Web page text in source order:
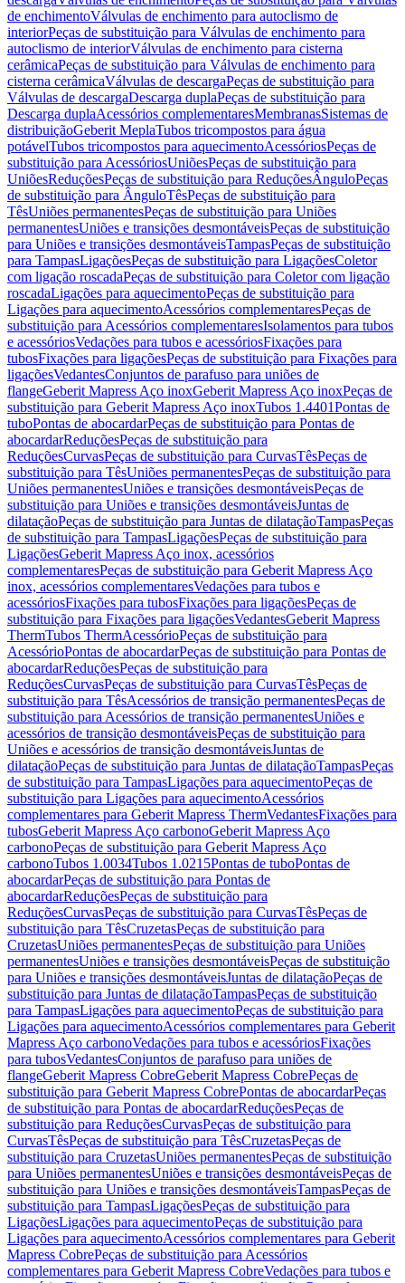
de enchimentoVálvulas de enchimento para autoclismo de
interiorPeças de substituição para Válvulas de enchimento para
autoclismo de interiorVálvulas de enchimento para cisterna
cerâmicaPeças de substituição para Válvulas de enchimento para
cisterna cerâmicaVálvulas de descargaPeças de substituição para
Válvulas de descargaDescarga duplaPeças de substituição para
Descarga duplaAcessórios complementaresMembranasSistemas de
distribuiçãoGeberit MeplaTubos tricompostos para água
potávelTubos tricompostos para aquecimentoAcessóriosPeças de
substituição para AcessóriosUniõesPeças de substituição para
UniõesReduçõesPeças de substituição para ReduçõesÂnguloPeças
de substituição para ÂnguloTêsPeças de substituição para
TêsUniões permanentesPeças de substituição para Uniões
permanentesUniões e transições desmontáveisPeças de substituição
para Uniões e transições desmontáveisTampasPeças de substituição
para TampasLigaçõesPeças de substituição para LigaçõesColetor
com ligação roscadaPeças de substituição para Coletor com ligação
roscadaLigações para aquecimentoPeças de substituição para
Ligações para aquecimentoAcessórios complementaresPeças de
substituição para Acessórios complementaresIsolamentos para tubos
e acessóriosVedações para tubos e acessóriosFixações para
tubosFixações para ligaçõesPeças de substituição para Fixações para
ligaçõesVedantesConjuntos de parafuso para uniões de
flangeGeberit Mapress Aço inoxGeberit Mapress Aço inoxPeças de
substituição para Geberit Mapress Aço inoxTubos 1.4401Pontas de
tuboPontas de abocardarPeças de substituição para Pontas de
abocardarReduçõesPeças de substituição para
ReduçõesCurvasPeças de substituição para CurvasTêsPeças de
substituição para TêsUniões permanentesPeças de substituição para
Uniões permanentesUniões e transições desmontáveisPeças de
substituição para Uniões e transições desmontáveisJuntas de
dilataçãoPeças de substituição para Juntas de dilataçãoTampasPeças
de substituição para TampasLigaçõesPeças de substituição para
LigaçõesGeberit Mapress Aço inox, acessórios
complementaresPeças de substituição para Geberit Mapress Aço
inox, acessórios complementaresVedações para tubos e
acessóriosFixações para tubosFixações para ligaçõesPeças de
substituição para Fixações para ligaçõesVedantesGeberit Mapress
ThermTubos ThermAcessórioPeças de substituição para
AcessórioPontas de abocardarPeças de substituição para Pontas de
abocardarReduçõesPeças de substituição para
ReduçõesCurvasPeças de substituição para CurvasTêsPeças de
substituição para TêsAcessórios de transição permanentesPeças de
substituição para Acessórios de transição permanentesUniões e
acessórios de transição desmontáveisPeças de substituição para
Uniões e acessórios de transição desmontáveisJuntas de
dilataçãoPeças de substituição para Juntas de dilataçãoTampasPeças
de substituição para TampasLigações para aquecimentoPeças de
substituição para Ligações para aquecimentoAcessórios
complementares para Geberit Mapress ThermVedantesFixações para
tubosGeberit Mapress Aço carbonoGeberit Mapress Aço
carbonoPeças de substituição para Geberit Mapress Aço
carbonoTubos 1.0034Tubos 1.0215Pontas de tuboPontas de
abocardarPeças de substituição para Pontas de
abocardarReduçõesPeças de substituição para
ReduçõesCurvasPeças de substituição para CurvasTêsPeças de
substituição para TêsCruzetasPeças de substituição para
CruzetasUniões permanentesPeças de substituição para Uniões
permanentesUniões e transições desmontáveisPeças de substituição
para Uniões e transições desmontáveisJuntas de dilataçãoPeças de
substituição para Juntas de dilataçãoTampasPeças de substituição
para TampasLigações para aquecimentoPeças de substituição para
Ligações para aquecimentoAcessórios complementares para Geberit
Mapress Aço carbonoVedações para tubos e acessóriosFixações
para tubosVedantesConjuntos de parafuso para uniões de
flangeGeberit Mapress CobreGeberit Mapress CobrePeças de
substituição para Geberit Mapress CobrePontas de abocardarPeças
de substituição para Pontas de abocardarReduçõesPeças de
substituição para ReduçõesCurvasPeças de substituição para
CurvasTêsPeças de substituição para TêsCruzetasPeças de
substituição para CruzetasUniões permanentesPeças de substituição
para Uniões permanentesUniões e transições desmontáveisPeças de
substituição para Uniões e transições desmontáveisTampasPeças de
substituição para TampasLigaçõesPeças de substituição para
LigaçõesLigações para aquecimentoPeças de substituição para
Ligações para aquecimentoAcessórios complementares para Geberit
Mapress CobrePeças de substituição para Acessórios
complementares para Geberit Mapress CobreVedações para tubos e